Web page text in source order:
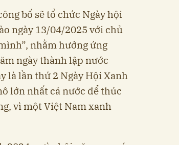
bố sẽ tổ chức Ngày hội
ngày 13/04/2025 với chủ
nhằm hưởng ứng
ngày thành lập nước
là lần thứ 2 Ngày Hội Xanh
lớn nhất cả nước để thúc
vì một Việt Nam xanh